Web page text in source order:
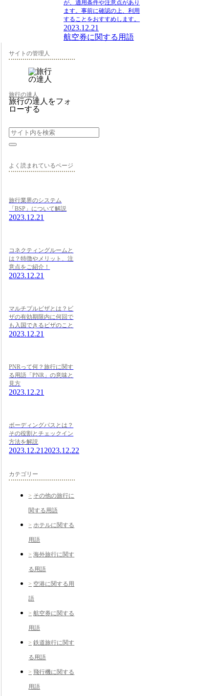
が、適用条件や注意点があり
ます。事前に確認の上、利用
することをおすすめします。
2023.12.21
航空券に関する用語
サイトの管理人
旅行の達人
旅行の達人をフォ
ローする
よく読まれているページ
旅行業界のシステム
「BSP」について解説
2023.12.21
コネクティングルームと
は？特徴やメリット、注
意点をご紹介！
2023.12.21
マルチプルビザとは？ビ
ザの有効期限内に何回で
も入国できるビザのこと
2023.12.21
PNRって何？旅行に関す
る用語「PNR」の意味と
見方
2023.12.21
ボーディングパスとは？
その役割とチェックイン
方法を解説
2023.12.21 2023.12.22
カテゴリー
その他の旅行に
関する用語
ホテルに関する
用語
海外旅行に関す
る用語
空港に関する用
語
航空券に関する
用語
鉄道旅行に関す
る用語
飛行機に関する
用語